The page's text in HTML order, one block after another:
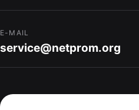
E-MAIL
service@netprom.org